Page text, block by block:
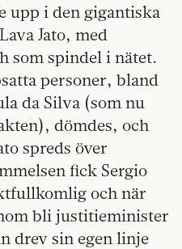
upp i den gigantiska
Jato, med
som spindel i nätet.
personer, bland
da Silva (som nu
dömdes, och
spreds över
fick Sergio
och när
bli justitieminister
drev sin egen linje